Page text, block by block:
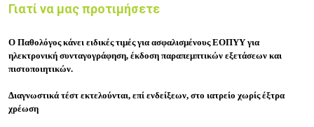
Γιατί να μας προτιμήσετε
Ο Παθολόγος κάνει ειδικές τιμές για ασφαλισμένους ΕΟΠΥΥ για
ηλεκτρονική συνταγογράφηση, έκδοση παραπεμπτικών εξετάσεων και
πιστοποιητικών.
Διαγνωστικά τέστ εκτελούνται, επί ενδείξεων, στο ιατρείο χωρίς έξτρα
χρέωση